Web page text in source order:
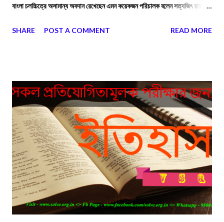
বাংলা চলচ্চিত্রে অসামান্য অবদান রেখেছেন এমন কয়েকজন পরিচালক হলেন সত্যজিৎ রায়,
উত্তর: ‘বাংলার মন্দির’ গ্রন্থটি হিতেশরঞ্জন সান্যালের লেখা।
SHARE POST A COMMENT READ MORE